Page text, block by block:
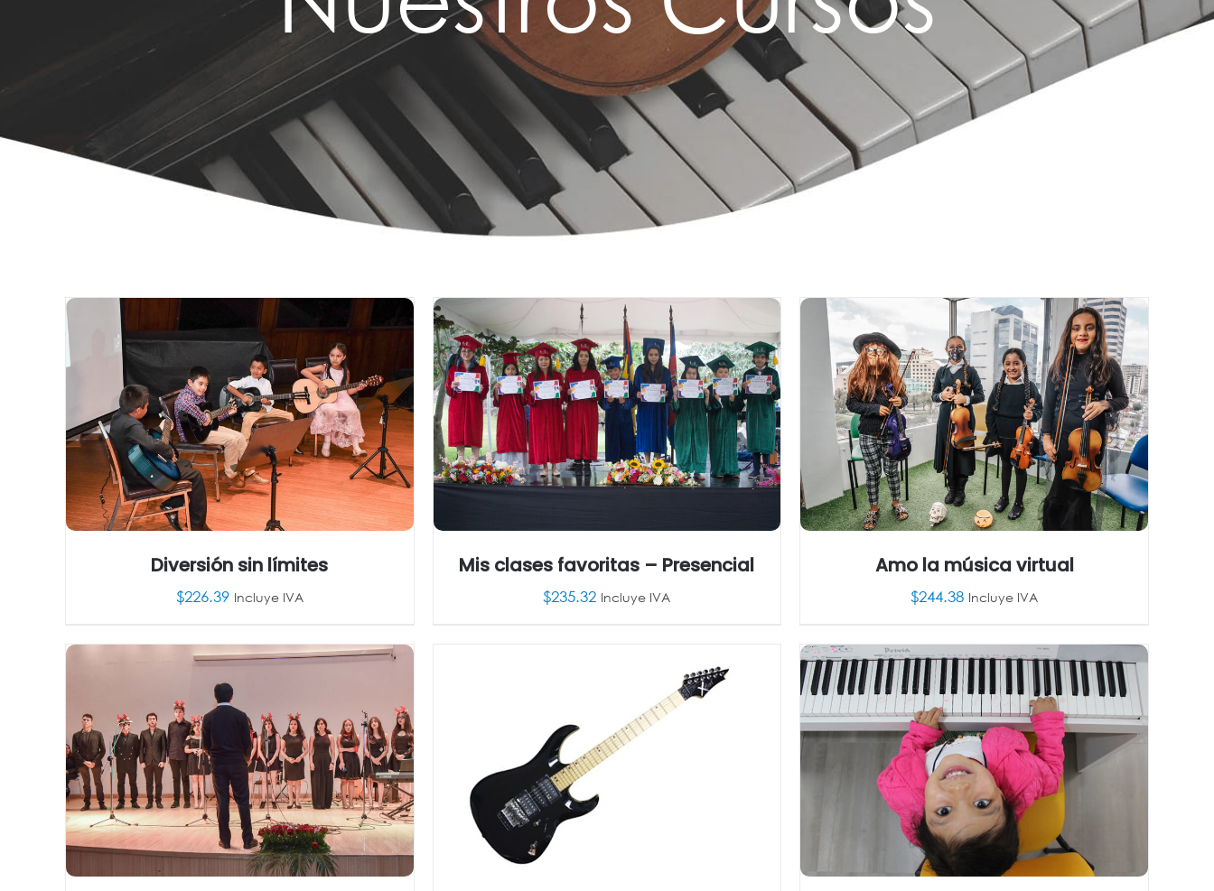
AÑADIR AL CARRITO / DETALLES
Diversión sin límites
$226.39 Incluye IVA
Mis clases favoritas – Presencial
$235.32 Incluye IVA
AÑADIR AL CARRITO DETALLES
Amo la música virtual
$244.38 Incluye IVA